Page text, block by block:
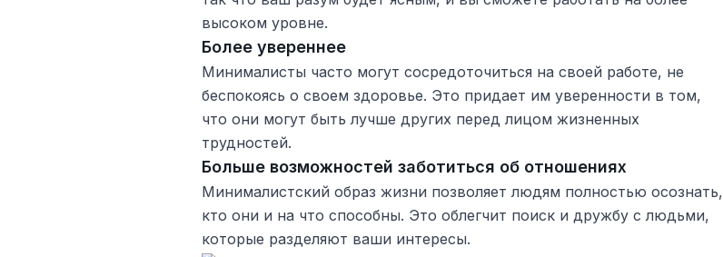
высоком уровне.
Более увереннее
Минималисты часто могут сосредоточиться на своей работе, не
беспокоясь о своем здоровье. Это придает им уверенности в том,
что они могут быть лучше других перед лицом жизненных
трудностей.
Больше возможностей заботиться об отношениях
Минималистский образ жизни позволяет людям полностью осознать,
кто они и на что способны. Это облегчит поиск и дружбу с людьми,
которые разделяют ваши интересы.